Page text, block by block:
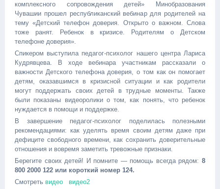
комплексного сопровождения детей» Минобразования
Чувашии прошел республиканский вебинар для родителей на
тему «Детский телефон доверия. Открыто о важном. Слова
тоже ранят. Ребенок в кризисе. Родителям о Детском
телефоне доверия».
Спикером выступила педагог-психолог нашего центра Лариса
Кудрявцева. В ходе вебинара участникам рассказали о
важности Детского телефона доверия, о том как он помогает
детям, оказавшимся в кризисной ситуации и как родители
могут поддержать своих детей в трудные моменты. Также
были показаны видеоролики о том, как понять, что ребенок
нуждается в помощи и поддержке.
В завершение педагог-психолог поделилась полезными
рекомендациями: как уделять время своим детям даже при
дефиците свободного времени, как сохранить доверительные
отношения и вовремя заметить тревожные признаки.
Берегите своих детей! И помните — помощь всегда рядом: 8
800 2000 122 или короткий номер 124.
Смотреть видео видео2